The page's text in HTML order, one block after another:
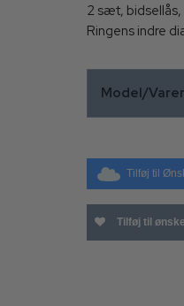
2 sæt,
Ringens indre
Model/
Tilføj til
Tilføj til